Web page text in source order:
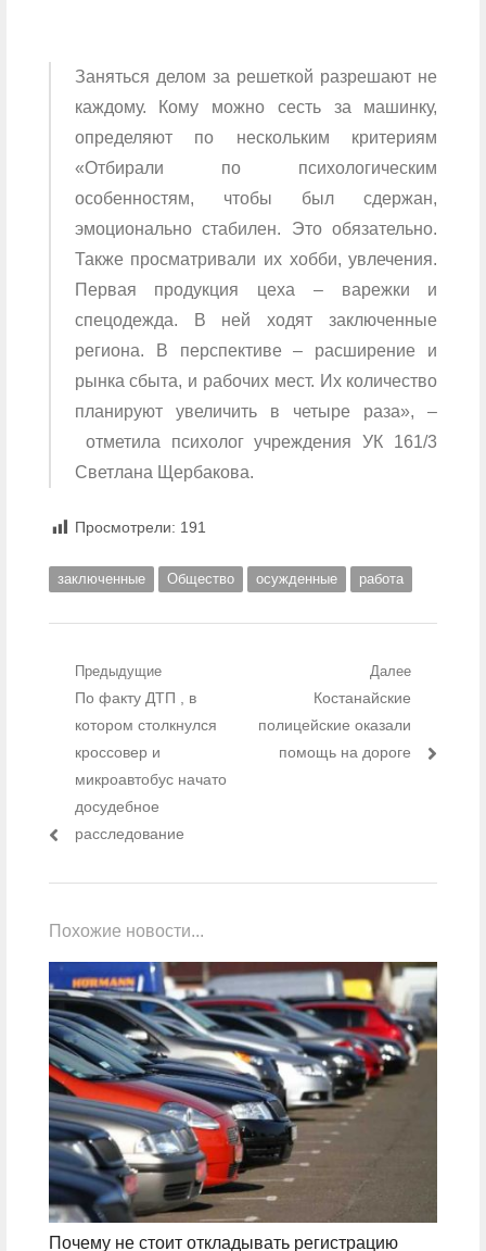
Заняться делом за решеткой разрешают не
каждому. Кому можно сесть за машинку,
определяют по нескольким критериям
«Отбирали по психологическим
особенностям, чтобы был сдержан,
эмоционально стабилен. Это обязательно.
Также просматривали их хобби, увлечения.
Первая продукция цеха – варежки и
спецодежда. В ней ходят заключенные
региона. В перспективе – расширение и
рынка сбыта, и рабочих мест. Их количество
планируют увеличить в четыре раза», –
отметила психолог учреждения УК 161/3
Светлана Щербакова.
Просмотрели: 191
заключенные Общество осужденные работа
Навигация по записям
Предыдущие
Предыдущий пост:
По факту ДТП , в
котором столкнулся
кроссовер и
микроавтобус начато
досудебное
расследование
Далее
Следующий пост:
Костанайские
полицейские оказали
помощь на дороге
Похожие новости...
Почему не стоит откладывать регистрацию